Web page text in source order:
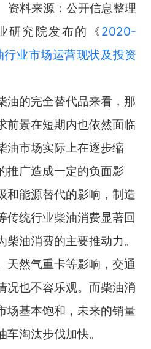
资料来源：公开信息整理
研究院发布的《2020-
业市场运营现状及投资
油的完全替代品来看，那
前景在短期内也依然面临
市场实际上在逐步缩
推广造成一定的负面影
和能源替代的影响，制造
传统行业柴油消费显著回
油消费的主要推动力。
天然气重卡等影响，交通
况也不容乐观。而柴油消
场基本饱和，未来的销量
淘汰步伐加快。